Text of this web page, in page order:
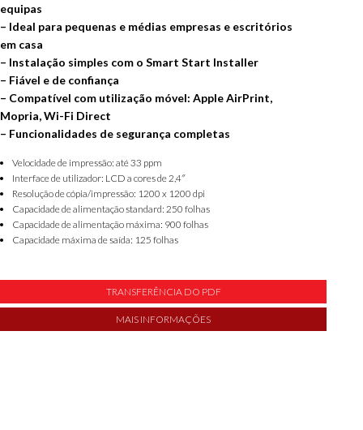
equipas
– Ideal para pequenas e médias empresas e escritórios
em casa
– Instalação simples com o Smart Start Installer
– Fiável e de confiança
– Compatível com utilização móvel: Apple AirPrint,
Mopria, Wi-Fi Direct
– Funcionalidades de segurança completas
Velocidade de impressão: até 33 ppm
Interface de utilizador: LCD a cores de 2,4″
Resolução de cópia/impressão: 1200 x 1200 dpi
Capacidade de alimentação standard: 250 folhas
Capacidade de alimentação máxima: 900 folhas
Capacidade máxima de saída: 125 folhas
TRANSFERÊNCIA DO PDF
MAIS INFORMAÇÕES